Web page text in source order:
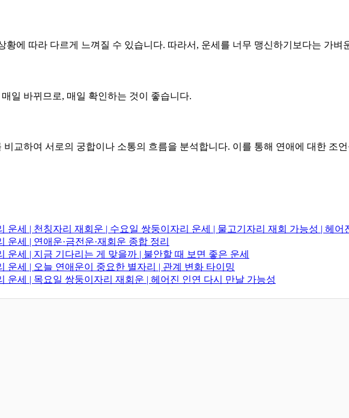
황에 따라 다르게 느껴질 수 있습니다. 따라서, 운세를 너무 맹신하기보다는 가벼
일 바뀌므로, 매일 확인하는 것이 좋습니다.
교하여 서로의 궁합이나 소통의 흐름을 분석합니다. 이를 통해 연애에 대한 조
운세 | 천칭자리 재회운 | 수요일 쌍둥이자리 운세 | 물고기자리 재회 가능성 | 헤어
운세 | 연애운·금전운·재회운 종합 정리
운세 | 지금 기다리는 게 맞을까 | 불안할 때 보면 좋은 운세
운세 | 오늘 연애운이 중요한 별자리 | 관계 변화 타이밍
운세 | 목요일 쌍둥이자리 재회운 | 헤어진 인연 다시 만날 가능성